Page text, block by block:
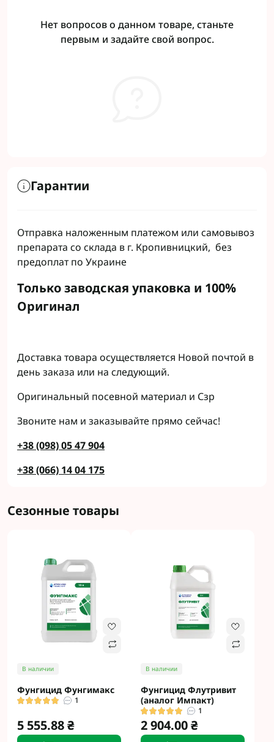
Нет вопросов о данном товаре, станьте
первым и задайте свой вопрос.
Гарантии
Отправка наложенным платежом или самовывоз
препарата со склада в г. Кропивницкий, без
предоплат по Украине
Только заводская упаковка и 100%
Оригинал
Доставка товара осуществляется Новой почтой в
день заказа или на следующий.
Оригинальный посевной материал и Сзр
Звоните нам и заказывайте прямо сейчас!
+38 (098) 05 47 904
+38 (066) 14 04 175
Сезонные товары
В наличии
Фунгицид Фунгимакс
1
5 555.88 ₴
В наличии
Фунгицид Флутривит
(аналог Импакт)
1
2 904.00 ₴